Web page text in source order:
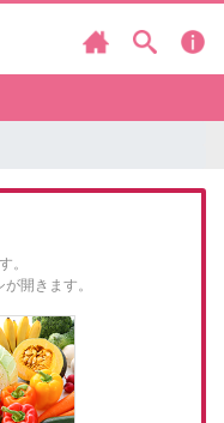
。
開きます。